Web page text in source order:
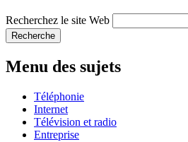
Recherchez le site Web
Recherche
Menu des sujets
Téléphonie
Internet
Télévision et radio
Entreprise